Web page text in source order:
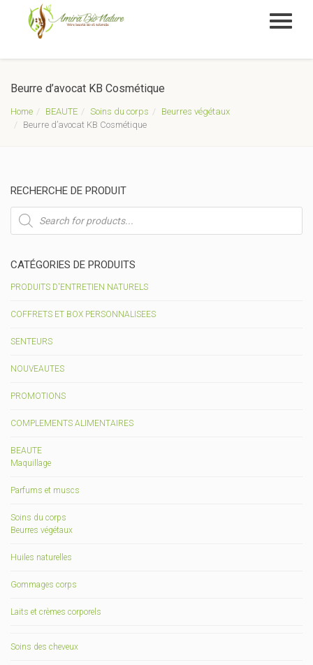
Beurre d’avocat KB Cosmétique
Home BEAUTE Soins du corps
Beurres végétaux
Beurre d’avocat KB Cosmétique
RECHERCHE DE PRODUIT
Recherche
de
produits
CATÉGORIES DE PRODUITS
PRODUITS D'ENTRETIEN NATURELS
COFFRETS ET BOX PERSONNALISEES
SENTEURS
NOUVEAUTES
PROMOTIONS
COMPLEMENTS ALIMENTAIRES
BEAUTE
Maquillage
Parfums et muscs
Soins du corps
Beurres végétaux
Huiles naturelles
Gommages corps
Laits et crèmes corporels
Soins des cheveux